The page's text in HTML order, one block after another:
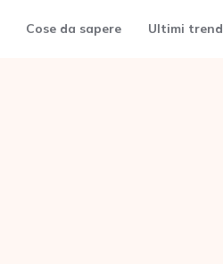
Cose da sapere Ultimi trend